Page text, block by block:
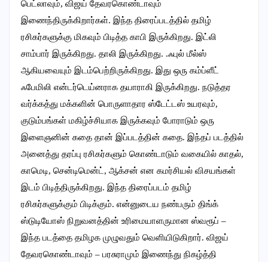
பெட்லாவும், விஜய் தேவரகொண்டாவும்
இணைந்திருக்கிறார்கள். இந்த திரைப்படத்தில் தமிழ்
ரசிகர்களுக்கு மிகவும் பிடித்த காபி இருக்கிறது. இட்லி
சாம்பார் இருக்கிறது. தாலி இருக்கிறது. .ஃபுல் மீல்ஸ்
ஆகியவையும் இடம்பெற்றிருக்கிறது. இது ஒரு கம்ப்ளீட்
ஃபேமிலி என்டர்டெய்னராக தயாராகி இருக்கிறது. நடுத்தர
வர்க்கத்து மக்களின் பொருளாதார ஸ்டேட்டஸ் உயரவும்,
குடும்பங்கள் மகிழ்ச்சியாக இருக்கவும் போராடும் ஒரு
இளைஞனின் கதை தான் இப்படத்தின் கதை. இந்தப் படத்தில்
அனைத்து தரப்பு ரசிகர்களும் கொண்டாடும் வகையில் காதல்,
காமெடி, சென்டிமென்ட், ஆக்சன் என கமர்சியல் விசயங்கள்
இடம் பிடித்திருக்கிறது. இந்த திரைப்படம் தமிழ்
ரசிகர்களுக்கும் பிடிக்கும். என்னுடைய நண்பரும் திங்க்
ஸ்டுடியோஸ் நிறுவனத்தின் உரிமையாளருமான ஸ்வரூப் –
இந்த படத்தை தமிழக முழுவதும் வெளியிடுகிறார்.‌ விஜய்
தேவரகொண்டாவும் – பரசுராமும் இணைந்து நிகழ்த்தி